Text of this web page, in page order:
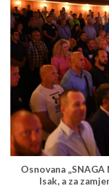
Osnovana
Isak, a za